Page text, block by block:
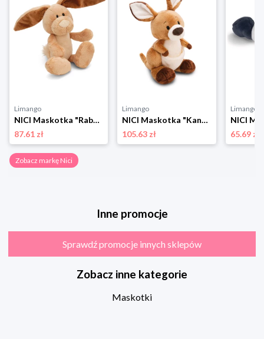
Limango
NICI Maskotka "Rabbit Ralf" - 0+ rozmiar: onesize
87.61 zł
Limango
NICI Maskotka "Kangaroo Kelly" - 0+ rozmiar: onesize
105.63 zł
Limango
65.69 zł
Zobacz markę Nici
Inne promocje
Sprawdź promocje innych sklepów
Zobacz inne kategorie
Maskotki